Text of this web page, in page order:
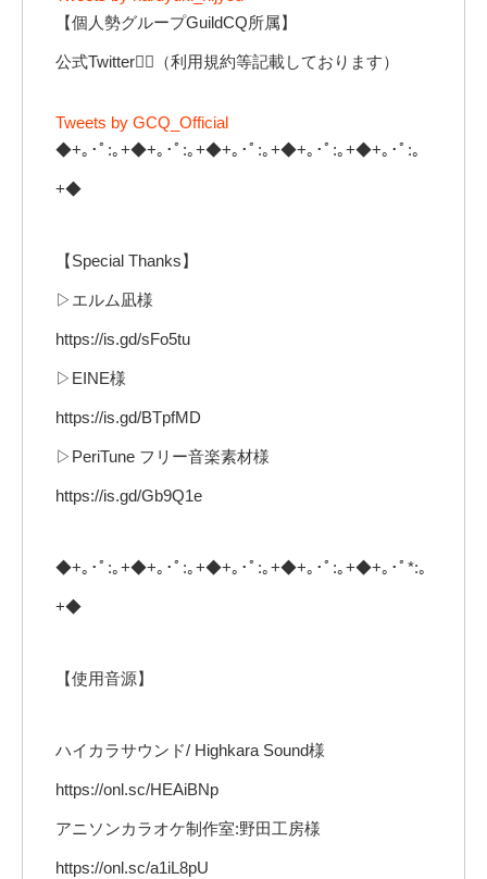
【個人勢グループGuildCQ所属】
公式Twitter👇🏻（利用規約等記載しております）
Tweets by GCQ_Official
◆+｡･ﾟ:｡+◆+｡･ﾟ:｡+◆+｡･ﾟ:｡+◆+｡･ﾟ:｡+◆+｡･ﾟ:｡
+◆
【Special Thanks】
▷エルム凪様
https://is.gd/sFo5tu
▷EINE様
https://is.gd/BTpfMD
▷PeriTune フリー音楽素材様
https://is.gd/Gb9Q1e
◆+｡･ﾟ:｡+◆+｡･ﾟ:｡+◆+｡･ﾟ:｡+◆+｡･ﾟ:｡+◆+｡･ﾟ*:｡
+◆
【使用音源】
ハイカラサウンド/ Highkara Sound様
https://onl.sc/HEAiBNp
アニソンカラオケ制作室:野田工房様
https://onl.sc/a1iL8pU